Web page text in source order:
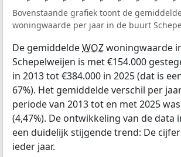
Bovenstaande grafiek toont de
woningwaarde per jaar in de buurt
De gemiddeldeWOZwoningwaarde
Schepelweijen is met €154.000
in 2013 tot €384.000 in 2025 (dat is
67%). Het gemiddelde verschil per
periode van 2013 tot en met 2025
(4,47%). De ontwikkeling van de data
een duidelijk stijgende trend: De
ieder jaar.